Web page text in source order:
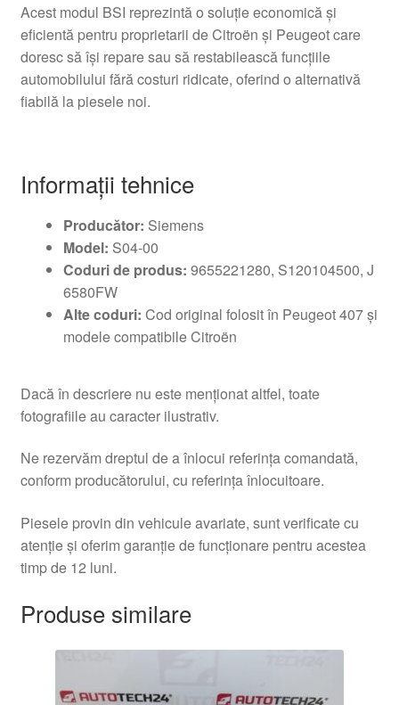
Acest modul BSI reprezintă o soluţie economică şi
eficientă pentru proprietarii de Citroën şi Peugeot care
doresc să îşi repare sau să restabilească funcţiile
automobilului fără costuri ridicate, oferind o alternativă
fiabilă la piesele noi.
Informaţii tehnice
Producător: Siemens
Model: S04-00
Coduri de produs: 9655221280, S120104500, J
6580FW
Alte coduri: Cod original folosit în Peugeot 407 şi
modele compatibile Citroën
Dacă în descriere nu este menționat altfel, toate
fotografiile au caracter ilustrativ.
Ne rezervăm dreptul de a înlocui referința comandată,
conform producătorului, cu referința înlocuitoare.
Piesele provin din vehicule avariate, sunt verificate cu
atenție și oferim garanție de funcționare pentru acestea
timp de 12 luni.
Produse similare